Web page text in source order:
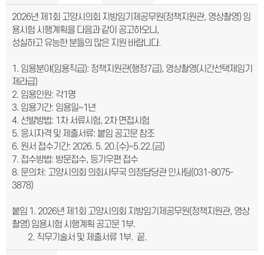
2026년 제1회 고양시의회 지방임기제공무원(정책지원관, 영상촬영) 임
용시험 시행계획을 다음과 같이 공고하오니,
성실하고 유능한 분들의 많은 지원 바랍니다.
1. 임용분야(임용직급): 정책지원관(행정7급), 영상촬영(시간선택제임기
제라급)
2. 임용인원: 각1명
3. 임용기간: 임용일~1년
4. 선발방법: 1차 서류시험, 2차 면접시험
5. 응시자격 및 제출서류: 붙임 공고문 참조
6. 원서 접수기간: 2026. 5. 20.(수)~5.22.(금)
7. 접수방법: 방문접수, 등기우편 접수
8. 문의처: 고양시의회 의회사무국 의정담당관 인사팀(031-8075-
3878)
붙임 1. 2026년 제1회 고양시의회 지방임기제공무원(정책지원관, 영상
촬영) 임용시험 시행계획 공고문 1부.
2. 직무기술서 및 제출서류 1부. 끝.